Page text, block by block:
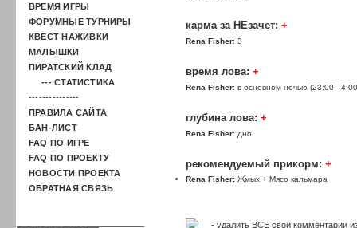
карма за НЕзачет: +
Rena Fisher: 3
время лова: +
Rena Fisher: в основном ночью (23:00 -
глубина лова: +
Rena Fisher: дно
рекомендуемый прикорм: +
Rena Fisher: Жмых + Мясо кальмара
- удалить ВСЕ свои комментарии
ВРЕМЯ ИГРЫ
ФОРУМНЫЕ ТУРНИРЫ
КВЕСТ НАЖИВКИ
МАЛЫШКИ
ПИРАТСКИЙ КЛАД
--- СТАТИСТИКА
---------------
ПРАВИЛА САЙТА
БАН-ЛИСТ
FAQ ПО ИГРЕ
FAQ ПО ПРОЕКТУ
НОВОСТИ ПРОЕКТА
ОБРАТНАЯ СВЯЗЬ